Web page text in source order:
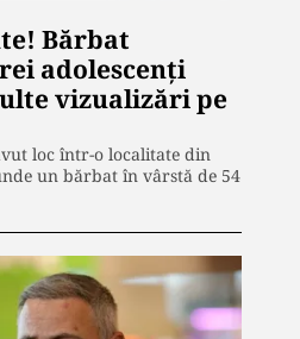
Bărbat
adolescenți
vizualizări pe
loc într-o localitate din
un bărbat în vârstă de 54